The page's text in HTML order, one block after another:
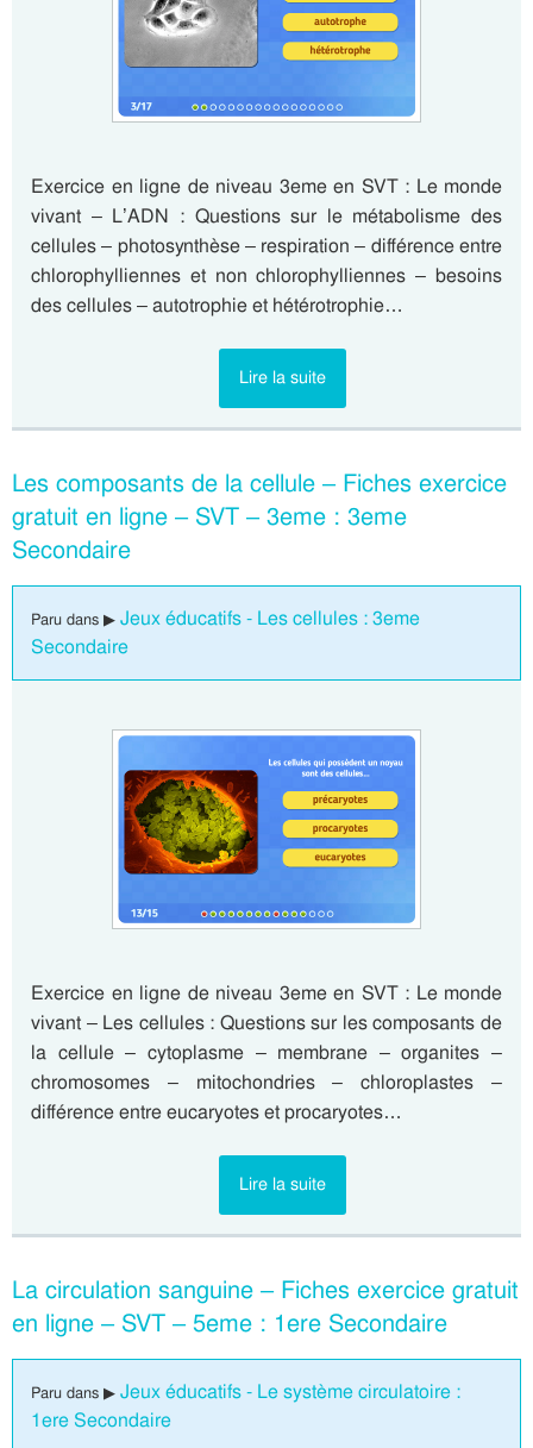
Exercice en ligne de niveau 3eme en SVT : Le monde
vivant – L’ADN : Questions sur le métabolisme des
cellules – photosynthèse – respiration – différence entre
chlorophylliennes et non chlorophylliennes – besoins
des cellules – autotrophie et hétérotrophie…
Lire la suite
Les composants de la cellule – Fiches exercice
gratuit en ligne – SVT – 3eme : 3eme
Secondaire
Paru dans ▶ Jeux éducatifs - Les cellules : 3eme
Secondaire
Exercice en ligne de niveau 3eme en SVT : Le monde
vivant – Les cellules : Questions sur les composants de
la cellule – cytoplasme – membrane – organites –
chromosomes – mitochondries – chloroplastes –
différence entre eucaryotes et procaryotes…
Lire la suite
La circulation sanguine – Fiches exercice gratuit
en ligne – SVT – 5eme : 1ere Secondaire
Paru dans ▶ Jeux éducatifs - Le système circulatoire :
1ere Secondaire